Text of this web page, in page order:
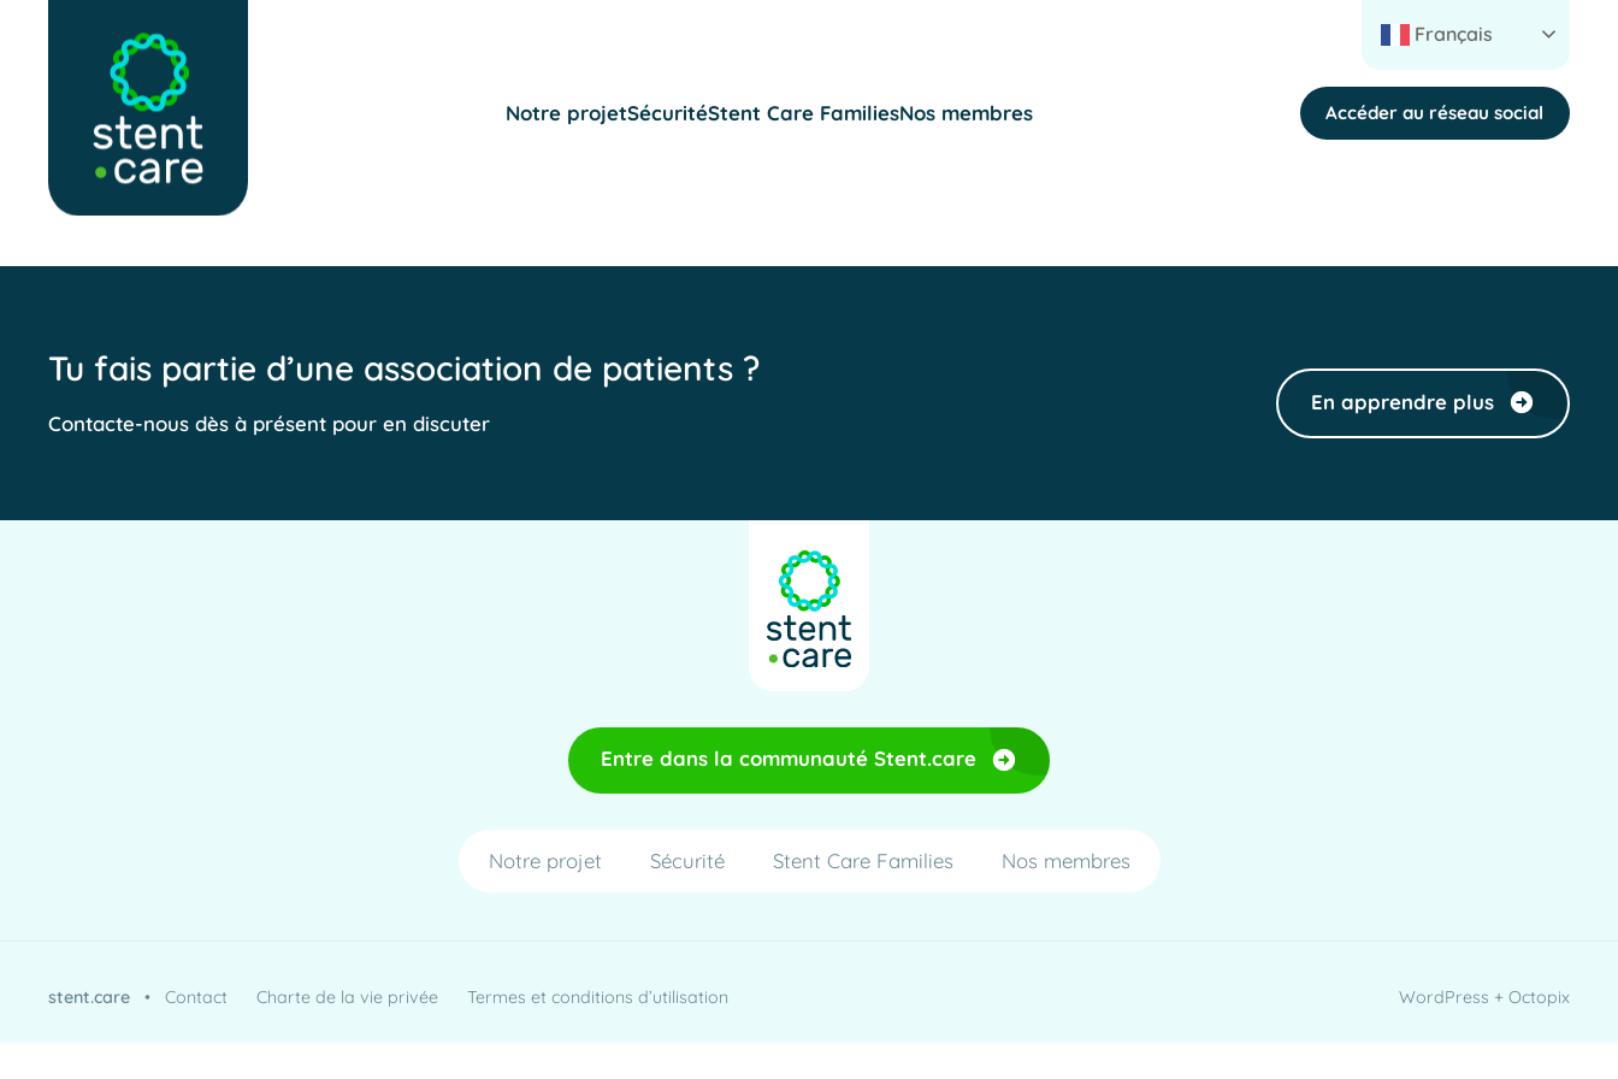
Français
Notre projetSécuritéStent Care FamiliesNos membres Accéder au réseau social
Tu fais partie d’une association de patients ?
Contacte-nous dès à présent pour en discuter
En apprendre plus
Entre dans la communauté Stent.care
Notre projet Sécurité Stent Care Families Nos membres
stent.care •Contact Charte de la vie privée Termes et conditions d’utilisation WordPress + Octopix